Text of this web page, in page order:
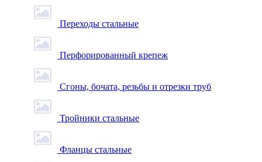
Переходы стальные
Перфорированный крепеж
Сгоны, бочата, резьбы и отрезки труб
Тройники стальные
Фланцы стальные